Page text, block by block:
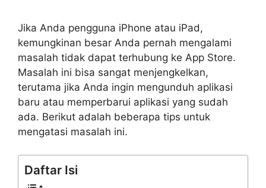
Jika Anda pengguna iPhone atau iPad,
kemungkinan besar Anda pernah mengalami
masalah tidak dapat terhubung ke App Store.
Masalah ini bisa sangat menjengkelkan,
terutama jika Anda ingin mengunduh aplikasi
baru atau memperbarui aplikasi yang sudah
ada. Berikut adalah beberapa tips untuk
mengatasi masalah ini.
Daftar Isi